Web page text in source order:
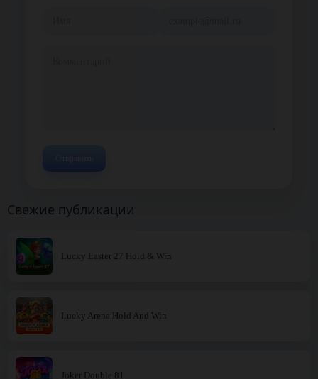
Свежие публикации
Lucky Easter 27 Hold & Win
Lucky Arena Hold And Win
Joker Double 81